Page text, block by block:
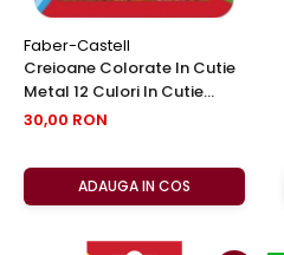
Faber-Castell
Creioane Colorate In Cutie
Metal 12 Culori In Cutie
Metal Faber-Castell
30,00 RON
ADAUGA IN COS